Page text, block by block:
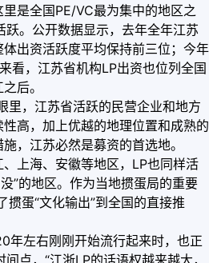
是全国PE/VC最为集中的地区之
。公开数据显示，去年全年江苏
出资活跃度平均保持前三位；今年
看，江苏省机构LP出资也位列全国
后。
里，江苏省活跃的民营企业和地方
高，加上优越的地理位置和成熟的
，江苏必然是募资的首选地。
上海、安徽等地区，LP也同样活
”的地区。作为当地掼蛋局的重要
掼蛋“文化输出”到全国的直接推
年左右刚刚开始流行起来时，也正
点，“江浙LP的话语权越来越大，